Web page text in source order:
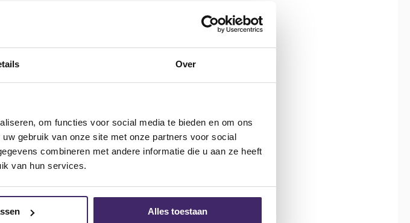
Over
om functies voor social media te bieden en om ons
gebruik van onze site met onze partners voor social
combineren met andere informatie die u aan ze heeft
van hun services.
Alles toestaan